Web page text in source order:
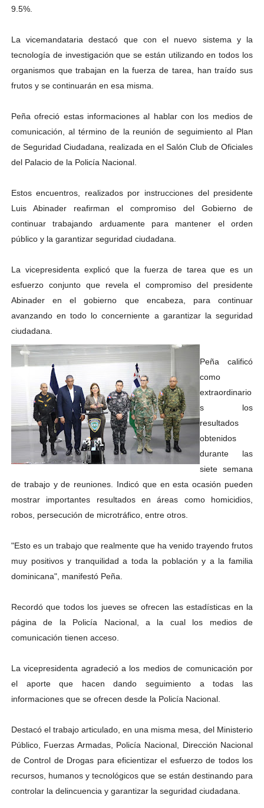
9.5%.
La vicemandataria destacó que con el nuevo sistema y la
tecnología de investigación que se están utilizando en todos los
organismos que trabajan en la fuerza de tarea, han traído sus
frutos y se continuarán en esa misma.
Peña ofreció estas informaciones al hablar con los medios de
comunicación, al término de la reunión de seguimiento al Plan
de Seguridad Ciudadana, realizada en el Salón Club de Oficiales
del Palacio de la Policía Nacional.
Estos encuentros, realizados por instrucciones del presidente
Luis Abinader reafirman el compromiso del Gobierno de
continuar trabajando arduamente para mantener el orden
público y la garantizar seguridad ciudadana.
La vicepresidenta explicó que la fuerza de tarea que es un
esfuerzo conjunto que revela el compromiso del presidente
Abinader en el gobierno que encabeza, para continuar
avanzando en todo lo concerniente a garantizar la seguridad
ciudadana.
Peña calificó
como
extraordinario
s los
resultados
obtenidos
durante las
siete semana
de trabajo y de reuniones. Indicó que en esta ocasión pueden
mostrar importantes resultados en áreas como homicidios,
robos, persecución de microtráfico, entre otros.
"Esto es un trabajo que realmente que ha venido trayendo frutos
muy positivos y tranquilidad a toda la población y a la familia
dominicana", manifestó Peña.
Recordó que todos los jueves se ofrecen las estadísticas en la
página de la Policía Nacional, a la cual los medios de
comunicación tienen acceso.
La vicepresidenta agradeció a los medios de comunicación por
el aporte que hacen dando seguimiento a todas las
informaciones que se ofrecen desde la Policía Nacional.
Destacó el trabajo articulado, en una misma mesa, del Ministerio
Público, Fuerzas Armadas, Policía Nacional, Dirección Nacional
de Control de Drogas para eficientizar el esfuerzo de todos los
recursos, humanos y tecnológicos que se están destinando para
controlar la delincuencia y garantizar la seguridad ciudadana.